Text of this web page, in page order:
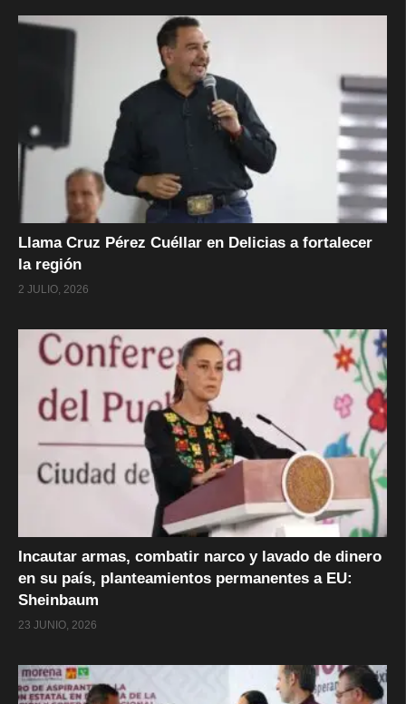
Llama Cruz Pérez Cuéllar en Delicias a fortalecer
la región
2 JULIO, 2026
Incautar armas, combatir narco y lavado de dinero
en su país, planteamientos permanentes a EU:
Sheinbaum
23 JUNIO, 2026